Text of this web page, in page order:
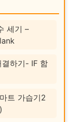
세기 –
하기- IF 함
트 가습기2